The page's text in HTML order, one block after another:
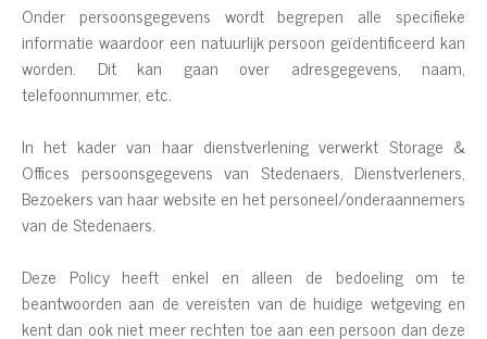
Onder persoonsgegevens wordt begrepen alle specifieke
informatie waardoor een natuurlijk persoon geïdentificeerd kan
worden. Dit kan gaan over adresgegevens, naam,
telefoonnummer, etc.
In het kader van haar dienstverlening verwerkt Storage &
Offices persoonsgegevens van Stedenaers, Dienstverleners,
Bezoekers van haar website en het personeel/onderaannemers
van de Stedenaers.
Deze Policy heeft enkel en alleen de bedoeling om te
beantwoorden aan de vereisten van de huidige wetgeving en
kent dan ook niet meer rechten toe aan een persoon dan deze